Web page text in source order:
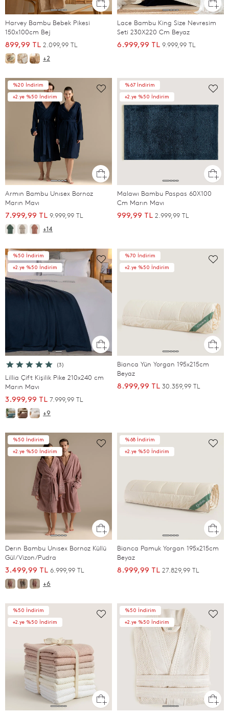
Harvey Bambu Bebek Pikesi
150x100cm Bej
899,99 TL 2.099,99 TL
+2
Lace Bambu King Size Nevresim
Seti 230X220 Cm Beyaz
6.999,99 TL 9.999,99 TL
%20 İndirim
+2.ye %50 İndirim
Armın Bambu Unısex Bornoz
Marın Mavı
7.999,99 TL 9.999,99 TL
+14
%67 İndirim
+2.ye %50 İndirim
Malawı Bambu Paspas 60X100
Cm Marın Mavı
999,99 TL 2.999,99 TL
%50 İndirim
+2.ye %50 İndirim
(3)
Lillia Çift Kişilik Pike 210x240 cm
Marın Mavı
3.999,99 TL 7.999,99 TL
+9
%70 İndirim
+2.ye %50 İndirim
Bianca Yün Yorgan 195x215cm
Beyaz
8.999,99 TL 30.359,99 TL
%50 İndirim
+2.ye %50 İndirim
Derın Bambu Unısex Bornoz Küllü
Gül/Vizon/Pudra
3.499,99 TL 6.999,99 TL
+6
%68 İndirim
+2.ye %50 İndirim
Bianca Pamuk Yorgan 195x215cm
Beyaz
8.999,99 TL 27.829,99 TL
%50 İndirim
+2.ye %50 İndirim
%50 İndirim
+2.ye %50 İndirim